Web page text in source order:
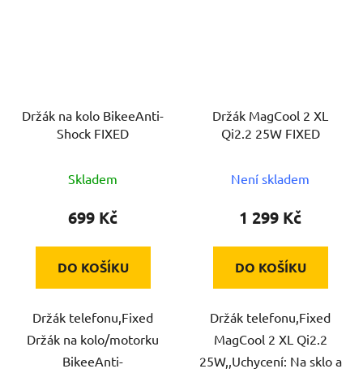
Držák na kolo BikeeAnti-
Shock FIXED
Skladem
699 Kč
DO KOŠÍKU
Držák telefonu,Fixed
Držák na kolo/motorku
BikeeAnti-
Držák MagCool 2 XL
Qi2.2 25W FIXED
Není skladem
1 299 Kč
DO KOŠÍKU
Držák telefonu,Fixed
MagCool 2 XL Qi2.2
25W,,Uchycení: Na sklo a